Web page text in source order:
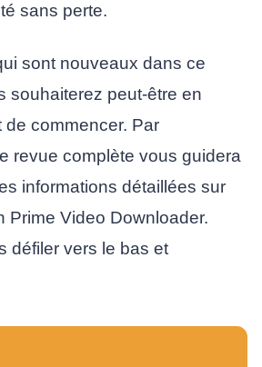
sans perte.
sont nouveaux dans ce
souhaiterez peut-être en
commencer. Par
revue complète vous guidera
informations détaillées sur
Prime Video Downloader.
défiler vers le bas et